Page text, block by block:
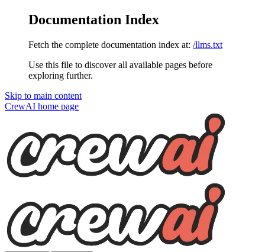
Documentation Index
Fetch the complete documentation index at: /llms.txt
Use this file to discover all available pages before
exploring further.
Skip to main content
CrewAI home page